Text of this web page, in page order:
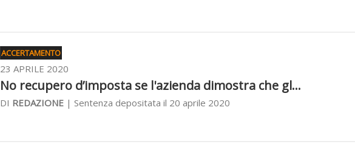
ACCERTAMENTO
23 APRILE 2020
No recupero d’imposta se l'azienda dimostra che gl...
DI REDAZIONE | Sentenza depositata il 20 aprile 2020